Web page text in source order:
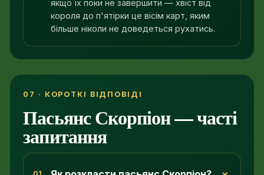
якщо їх поки не завершити — хвіст від
короля до п'ятірки це вісім карт, яким
більше ніколи не доведеться рухатись.
07 · КОРОТКІ ВІДПОВІДІ
Пасьянс Скорпіон — часті
запитання